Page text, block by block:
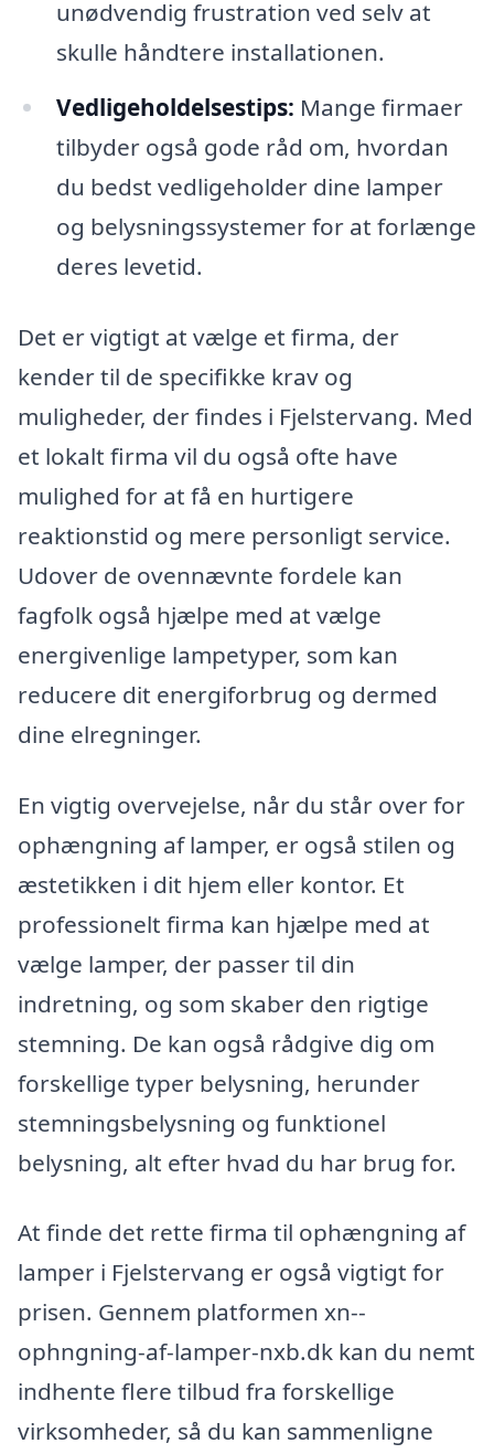
unødvendig frustration ved selv at
skulle håndtere installationen.
Vedligeholdelsestips: Mange firmaer
tilbyder også gode råd om, hvordan
du bedst vedligeholder dine lamper
og belysningssystemer for at forlænge
deres levetid.
Det er vigtigt at vælge et firma, der
kender til de specifikke krav og
muligheder, der findes i Fjelstervang. Med
et lokalt firma vil du også ofte have
mulighed for at få en hurtigere
reaktionstid og mere personligt service.
Udover de ovennævnte fordele kan
fagfolk også hjælpe med at vælge
energivenlige lampetyper, som kan
reducere dit energiforbrug og dermed
dine elregninger.
En vigtig overvejelse, når du står over for
ophængning af lamper, er også stilen og
æstetikken i dit hjem eller kontor. Et
professionelt firma kan hjælpe med at
vælge lamper, der passer til din
indretning, og som skaber den rigtige
stemning. De kan også rådgive dig om
forskellige typer belysning, herunder
stemningsbelysning og funktionel
belysning, alt efter hvad du har brug for.
At finde det rette firma til ophængning af
lamper i Fjelstervang er også vigtigt for
prisen. Gennem platformen xn--
ophngning-af-lamper-nxb.dk kan du nemt
indhente flere tilbud fra forskellige
virksomheder, så du kan sammenligne